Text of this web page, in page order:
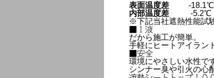
※下記当社遮熱性能試
表面温度差
-18.1℃
内部温度差
-5.2℃
■１液
だから施工が簡単。
手軽にヒートアイラン
■安全
環境にやさしい水性で
シンナー臭や引火の心